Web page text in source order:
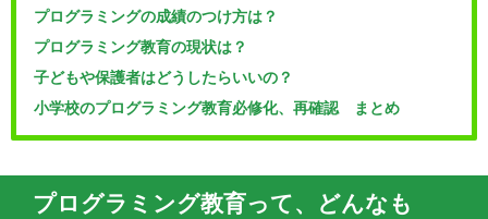
プログラミングの成績のつけ方は？
プログラミング教育の現状は？
子どもや保護者はどうしたらいいの？
小学校のプログラミング教育必修化、再確認 まとめ
プログラミング教育って、どんなも